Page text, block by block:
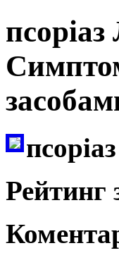
псоріаз
Рейтинг